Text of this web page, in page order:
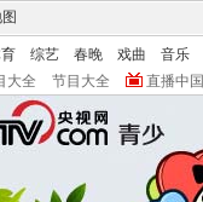
综艺 春晚 戏曲 音乐
大全 节目大全 直播中国